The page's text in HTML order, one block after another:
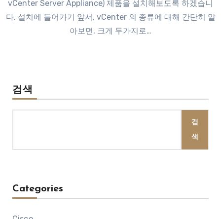
vCenter Server Appliance) 제품을 설치해보도록 하겠습니
다. 설치에 들어가기 앞서, vCenter 의 종류에 대해 간단히 알
아보면, 크게 두가지로…
검색
검
색
Categories